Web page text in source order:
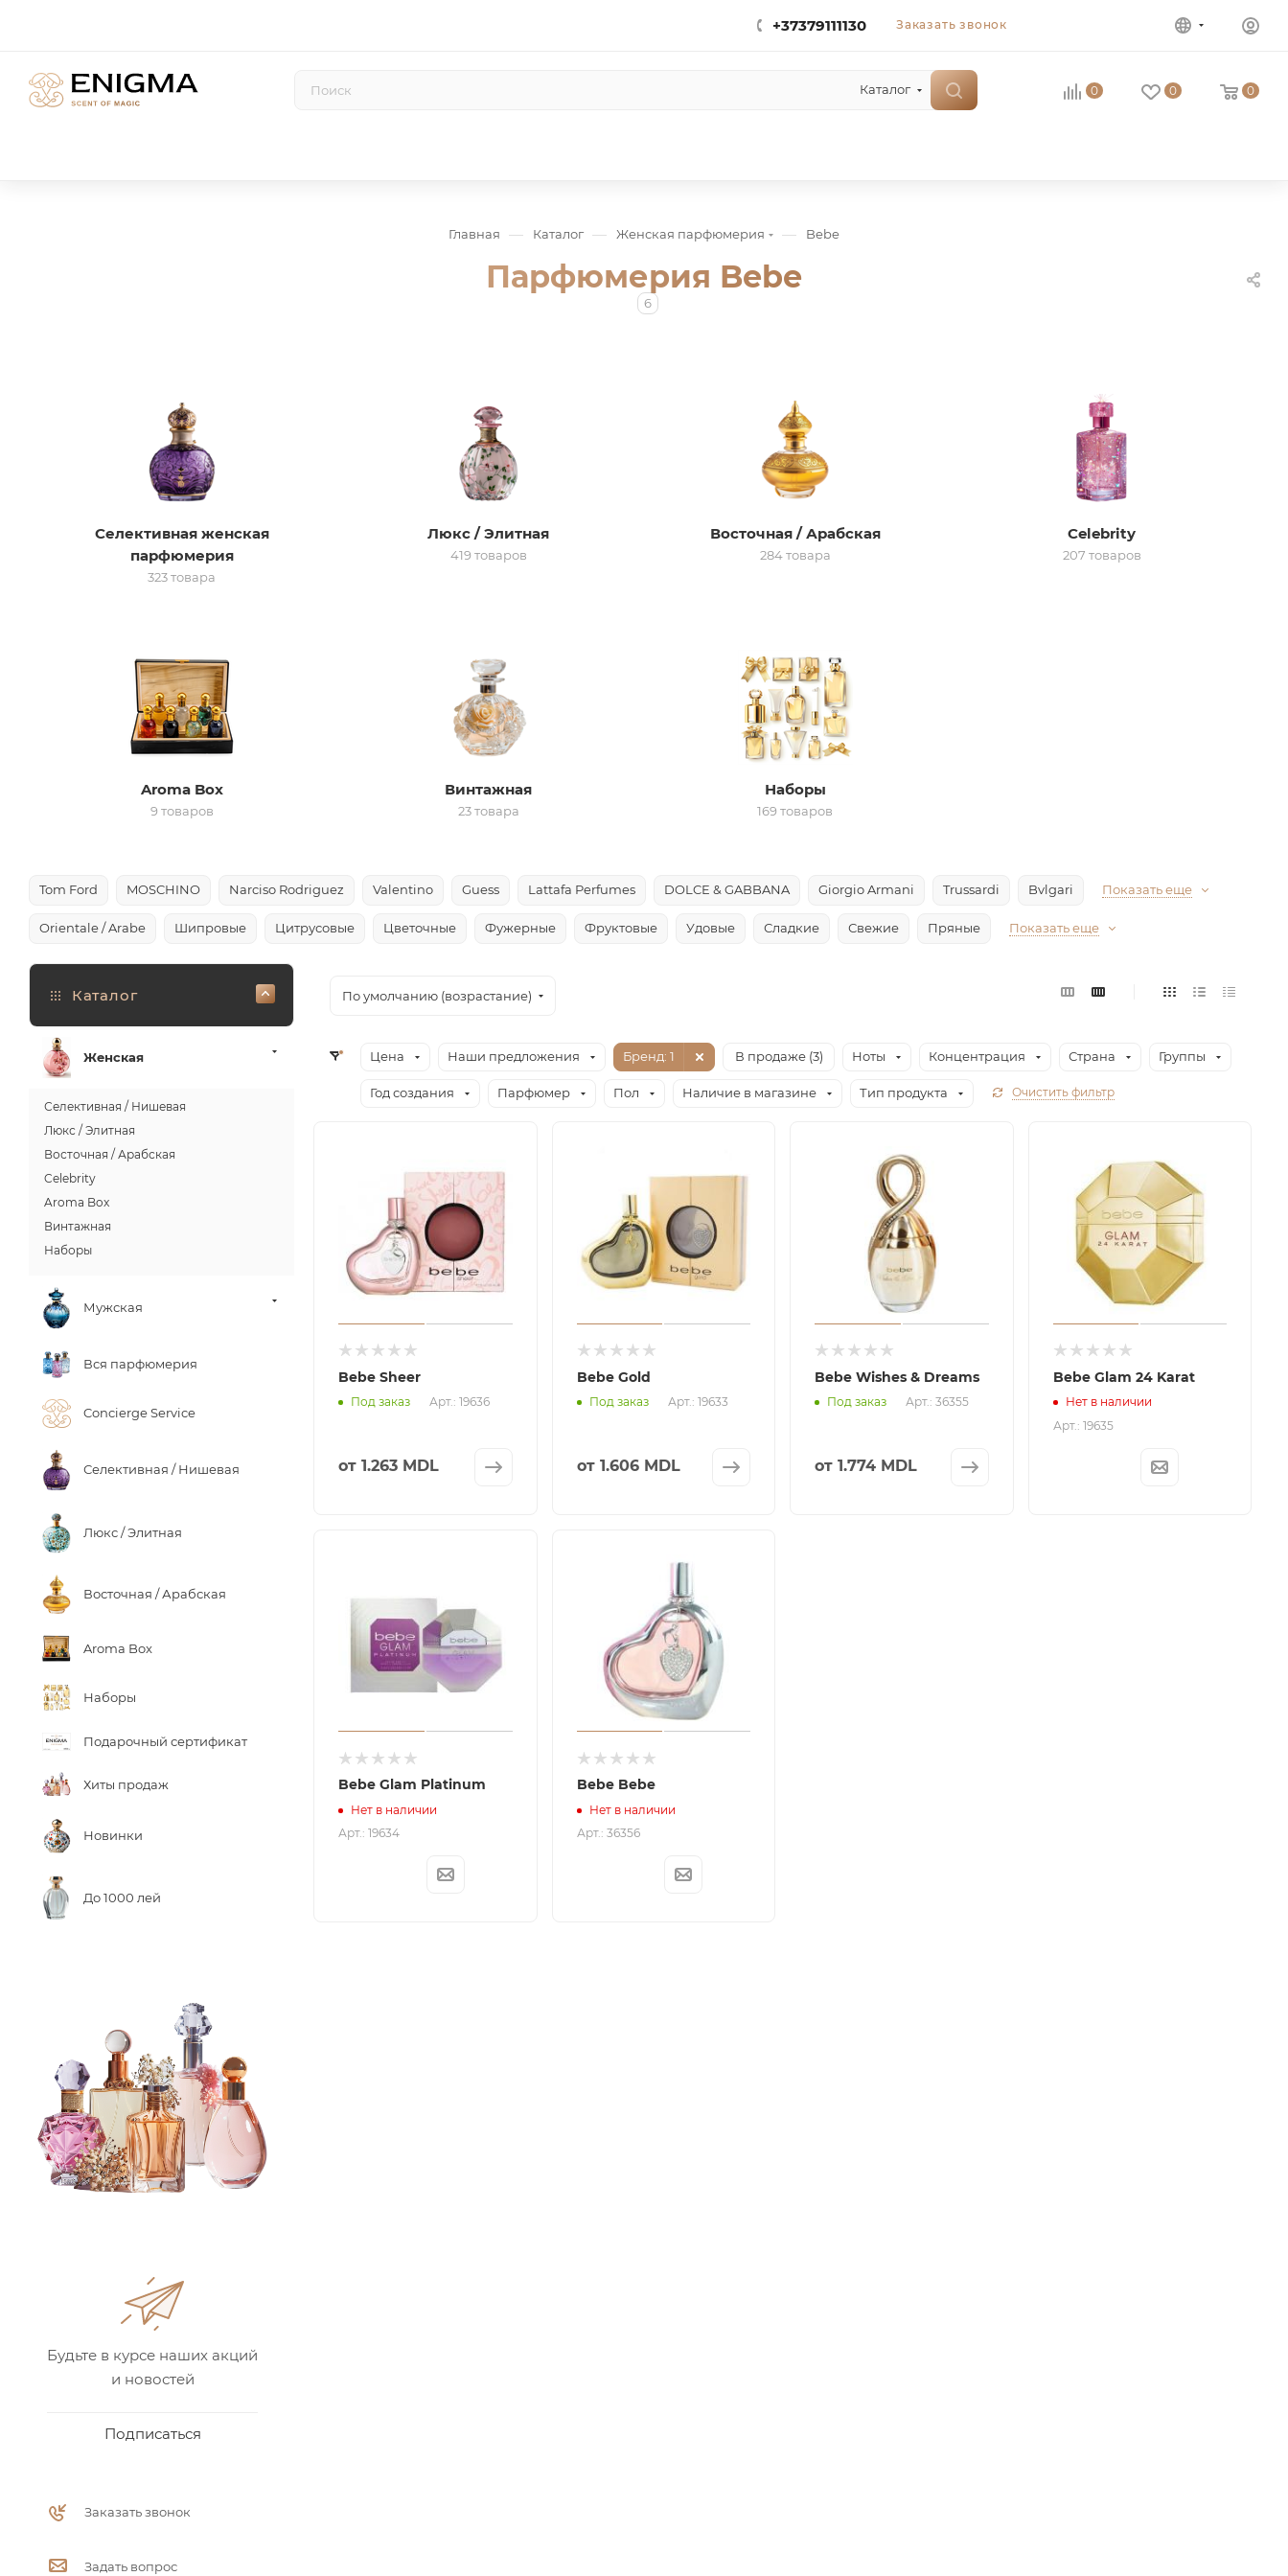
+37379111130 Заказать звонок
Каталог 0 0 0
Главная — Каталог — Женская парфюмерия — Bebe
Парфюмерия Bebe
6
Селективная женская
парфюмерия
323 товара
Люкс / Элитная
419 товаров
Восточная / Арабская
284 товара
Celebrity
207 товаров
Aroma Box
9 товаров
Винтажная
23 товара
Наборы
169 товаров
Tom Ford MOSCHINO Narciso Rodriguez Valentino Guess Lattafa Perfumes DOLCE & GABBANA Giorgio Armani Trussardi Bvlgari Показать еще
Orientale / Arabe Шипровые Цитрусовые Цветочные Фужерные Фруктовые Удовые Сладкие Свежие Пряные Показать еще
По умолчанию (возрастание)
Цена Наши предложения Бренд: 1 В продаже (3) Ноты Концентрация Страна Группы
Год создания Парфюмер Пол Наличие в магазине Тип продукта Очистить фильтр
Bebe Sheer
Под заказ Арт.: 19636
от 1.263 MDL
Bebe Gold
Под заказ Арт.: 19633
от 1.606 MDL
Bebe Wishes & Dreams
Под заказ Арт.: 36355
от 1.774 MDL
Bebe Glam 24 Karat
Нет в наличии
Арт.: 19635
Bebe Glam Platinum
Нет в наличии
Арт.: 19634
Bebe Bebe
Нет в наличии
Арт.: 36356
Каталог
Женская
Селективная / Нишевая
Люкс / Элитная
Восточная / Арабская
Celebrity
Aroma Box
Винтажная
Наборы
Мужская
Вся парфюмерия
Concierge Service
Селективная / Нишевая
Люкс / Элитная
Восточная / Арабская
Aroma Box
Наборы
Подарочный сертификат
Хиты продаж
Новинки
До 1000 лей
Будьте в курсе наших акций
и новостей
Подписаться
Заказать звонок
Задать вопрос